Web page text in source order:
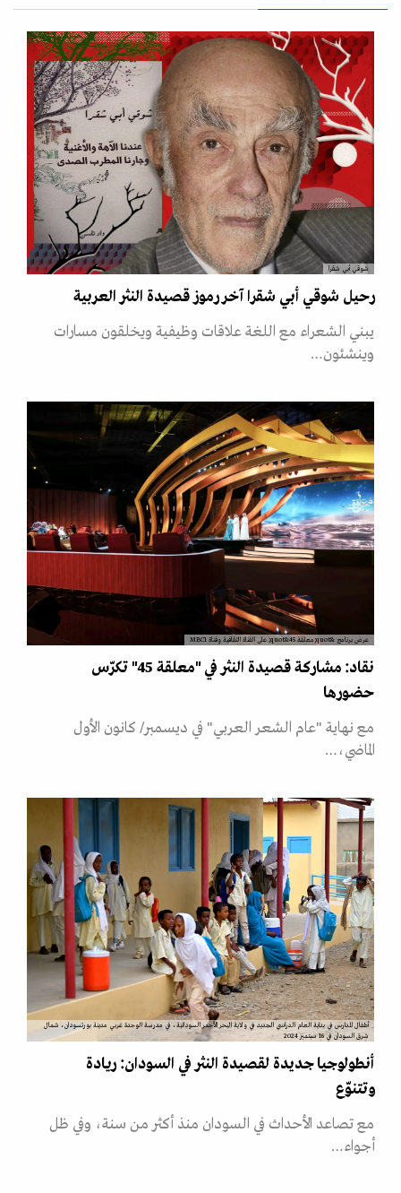
شوقي أبي شقرا
رحيل شوقي أبي شقرا آخر رموز قصيدة النثر العربية
يبني الشعراء مع اللغة علاقات وظيفية ويخلقون مسارات
وينشئون…
عرض برنامج &quot;معلقة 45&quot; على القناة الثقافية وقناة MBC1
نقاد: مشاركة قصيدة النثر في "معلقة 45" تكرّس
حضورها
مع نهاية "عام الشعر العربي" في ديسمبر/ كانون الأول
الماضي،…
أطفال المدارس في بداية العام الدراسي الجديد في ولاية البحر الأحمر السودانية، في مدرسة الوحدة غربي مدينة بورتسودان، شمال
شرق السودان في 16 سبتمبر 2024
أنطولوجيا جديدة لقصيدة النثر في السودان: ريادة
وتتنوّع
مع تصاعد الأحداث في السودان منذ أكثر من سنة، وفي ظل
أجواء…